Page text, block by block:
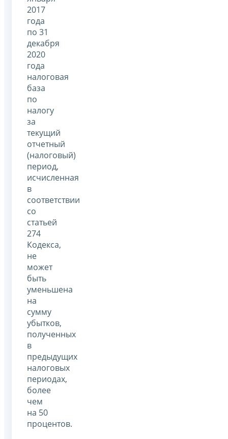
2017
года
по 31
декабря
2020
года
налоговая
база
по
налогу
за
текущий
отчетный
(налоговый)
период,
исчисленная
в
соответствии
со
статьей
274
Кодекса,
не
может
быть
уменьшена
на
сумму
убытков,
полученных
в
предыдущих
налоговых
периодах,
более
чем
на 50
процентов.